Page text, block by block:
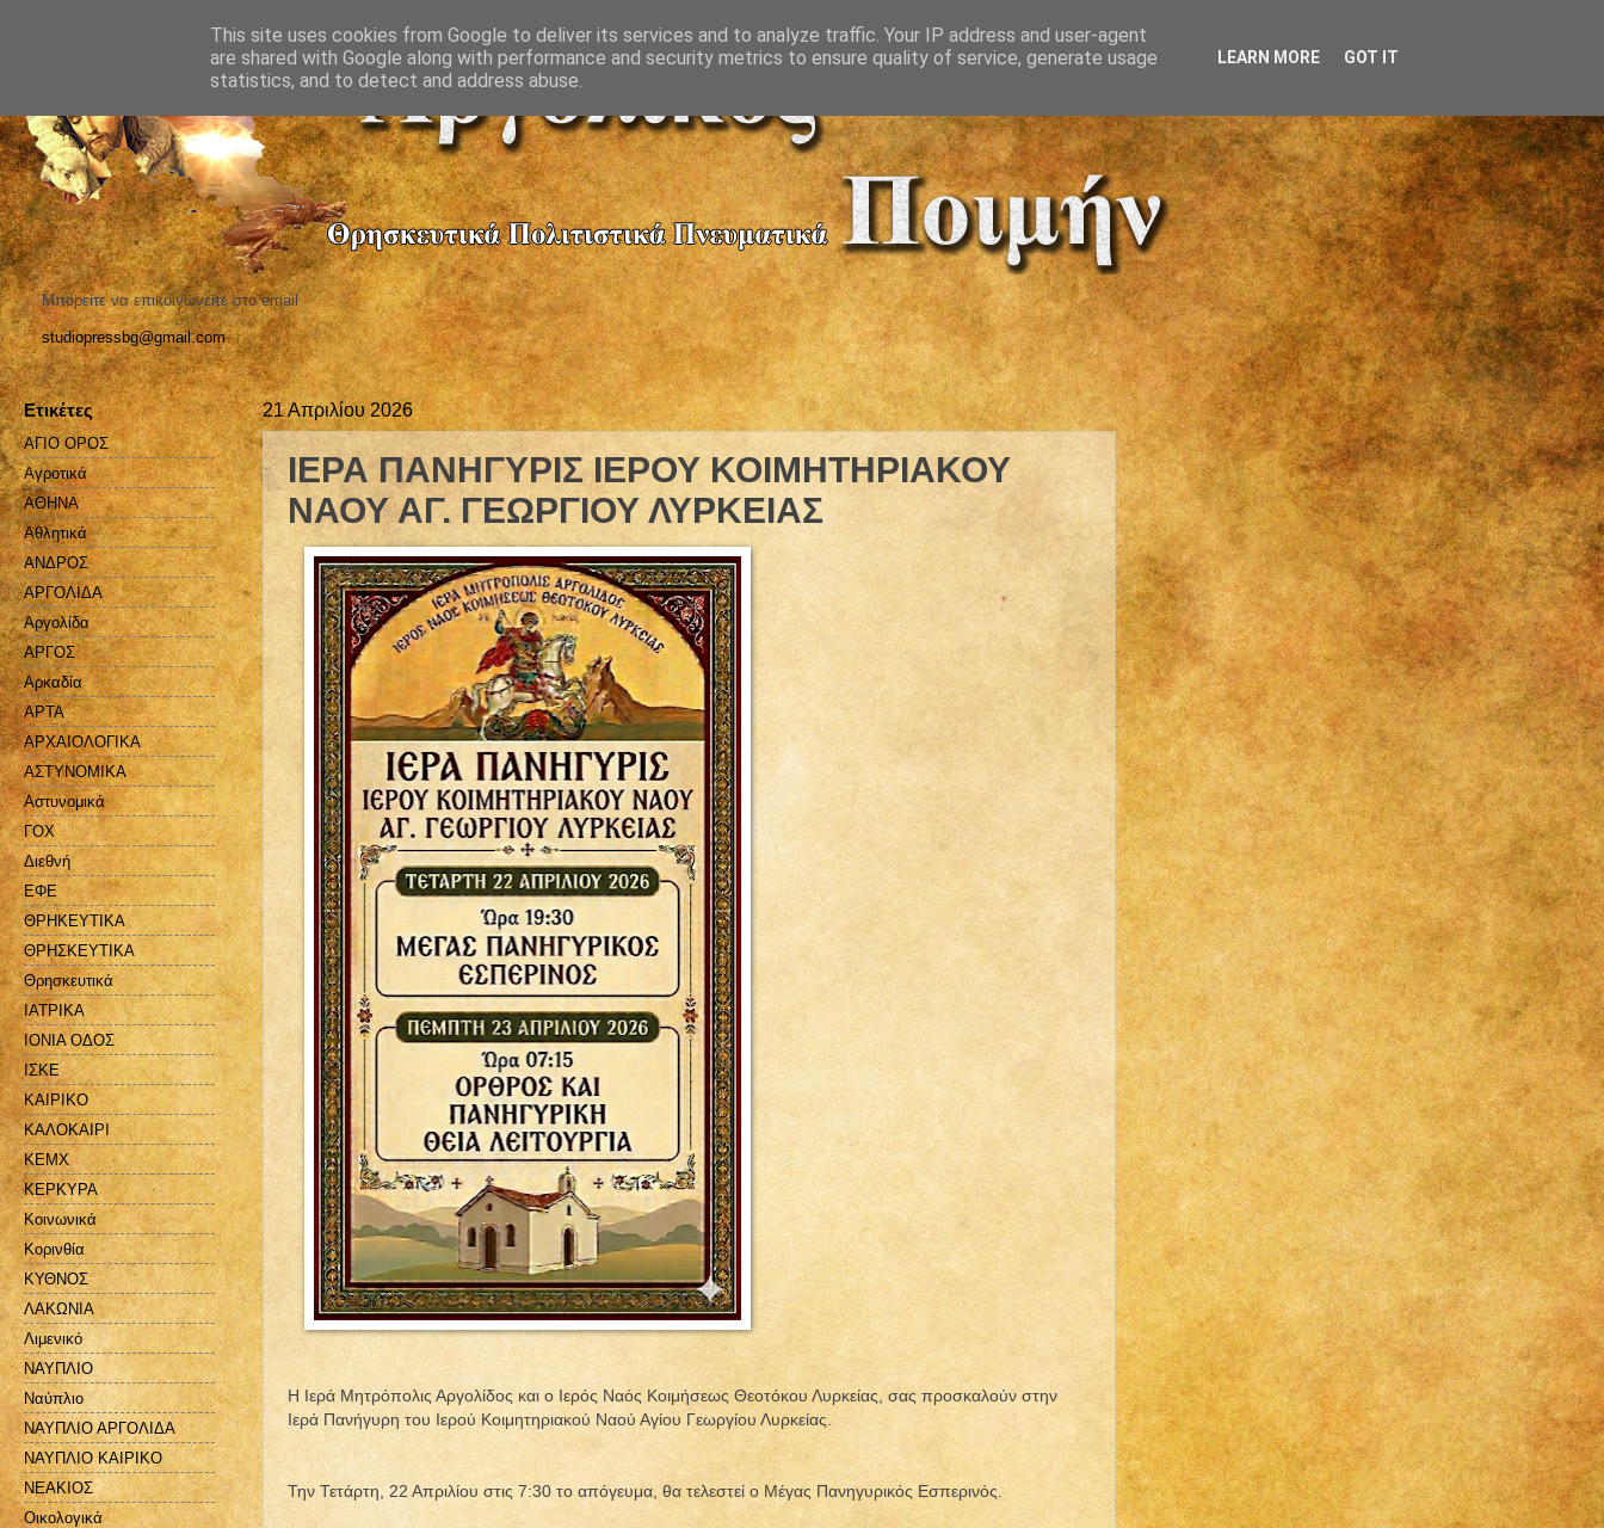
Μπορείτε να επικοινωνείτε στο email
studiopressbg@gmail.com
21 Απριλίου 2026
ΙΕΡΑ ΠΑΝΗΓΥΡΙΣ ΙΕΡΟΥ ΚΟΙΜΗΤΗΡΙΑΚΟΥ
ΝΑΟΥ ΑΓ. ΓΕΩΡΓΙΟΥ ΛΥΡΚΕΙΑΣ
Η Ιερά Μητρόπολις Αργολίδος και ο Ιερός Ναός Κοιμήσεως Θεοτόκου Λυρκείας, σας προσκαλούν στην
Ιερά Πανήγυρη του Ιερού Κοιμητηριακού Ναού Αγίου Γεωργίου Λυρκείας.
Την Τετάρτη, 22 Απριλίου στις 7:30 το απόγευμα, θα τελεστεί ο Μέγας Πανηγυρικός Εσπερινός.
Ετικέτες
ΑΓΙΟ ΟΡΟΣ
Αγροτικά
ΑΘΗΝΑ
Αθλητικά
ΑΝΔΡΟΣ
ΑΡΓΟΛΙΔΑ
Αργολίδα
ΑΡΓΟΣ
Αρκαδία
ΑΡΤΑ
ΑΡΧΑΙΟΛΟΓΙΚΑ
ΑΣΤΥΝΟΜΙΚΑ
Αστυνομικά
ΓΟΧ
Διεθνή
ΕΦΕ
ΘΡΗΚΕΥΤΙΚΑ
ΘΡΗΣΚΕΥΤΙΚΑ
Θρησκευτικά
ΙΑΤΡΙΚΑ
ΙΟΝΙΑ ΟΔΟΣ
ΙΣΚΕ
ΚΑΙΡΙΚΟ
ΚΑΛΟΚΑΙΡΙ
ΚΕΜΧ
ΚΕΡΚΥΡΑ
Κοινωνικά
Κορινθία
ΚΥΘΝΟΣ
ΛΑΚΩΝΙΑ
Λιμενικό
ΝΑΥΠΛΙΟ
Ναύπλιο
ΝΑΥΠΛΙΟ ΑΡΓΟΛΙΔΑ
ΝΑΥΠΛΙΟ ΚΑΙΡΙΚΟ
ΝΕΑΚΙΟΣ
Οικολογικά
This site uses cookies from Google to deliver its services and to analyze traffic. Your IP address and user-agent
are shared with Google along with performance and security metrics to ensure quality of service, generate usage
statistics, and to detect and address abuse.
LEARN MORE GOT IT